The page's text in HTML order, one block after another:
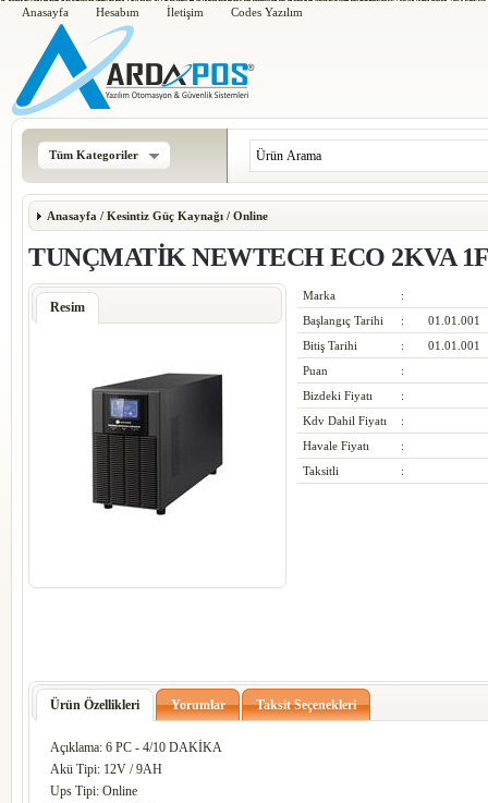
Anasayfa Hesabım İletişim Codes Yazılım
Tüm Kategoriler
Anasayfa / Kesintiz Güç Kaynağı / Online
TUNÇMATİK NEWTECH ECO 2KVA
Resim
Marka
:
Başlangıç Tarihi
:
01.01.001
Bitiş Tarihi
:
01.01.001
Puan
:
Bizdeki Fiyatı
:
Kdv Dahil Fiyatı
:
Havale Fiyatı
:
Taksitli
:
Ürün Özellikleri Yorumlar Taksit Seçenekleri
Açıklama: 6 PC - 4/10 DAKİKA
Akü Tipi: 12V / 9AH
Ups Tipi: Online